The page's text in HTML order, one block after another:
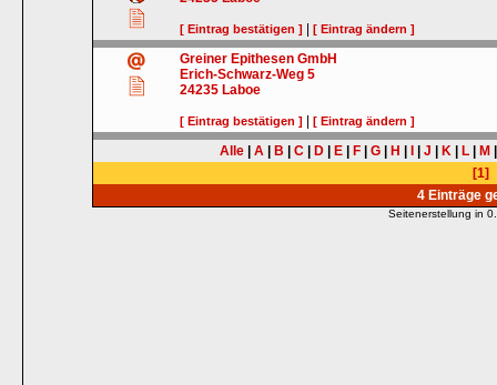
[ Eintrag bestätigen ] |[ Eintrag ändern ]
Greiner Epithesen GmbH
Erich-Schwarz-Weg 5
24235 Laboe
[ Eintrag bestätigen ] |[ Eintrag ändern ]
Alle A B C D E F G H J K L M
[1]
4 Einträge
Seitenerstellung in